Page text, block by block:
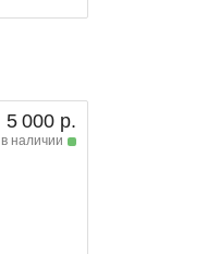
5 000 р.
в наличии